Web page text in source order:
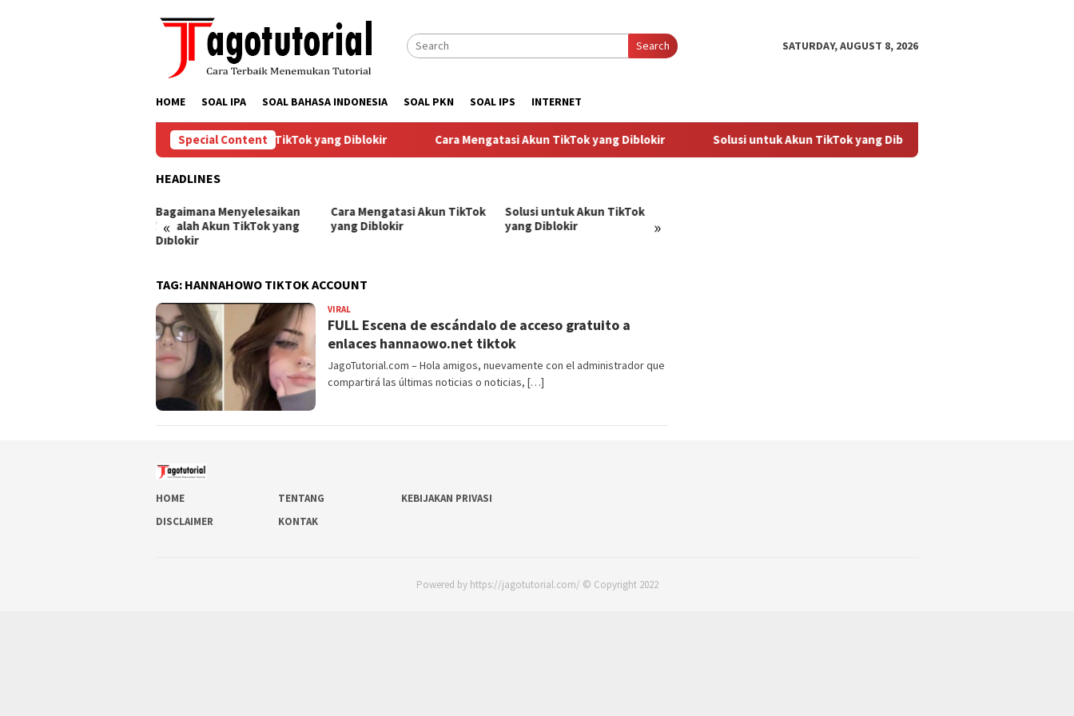
Search SATURDAY, AUGUST 8, 2026
HOME SOAL IPA SOAL BAHASA INDONESIA SOAL PKN SOAL IPS INTERNET
Special Content
Bagaimana Menyelesaikan Masalah Akun TikTok yang Diblokir Cara Mengatasi Akun TikTok yang Diblokir Solusi untuk Akun TikTok yang Diblokir
HEADLINES
« »
Bagaimana Menyelesaikan
Masalah Akun TikTok yang
Diblokir
Cara Mengatasi Akun TikTok
yang Diblokir
Solusi untuk Akun TikTok
yang Diblokir
TAG: HANNAHOWO TIKTOK ACCOUNT
VIRAL
FULL Escena de escándalo de acceso gratuito a
enlaces hannaowo.net tiktok
JagoTutorial.com – Hola amigos, nuevamente con el administrador que
compartirá las últimas noticias o noticias, […]
HOME TENTANG
KEBIJAKAN PRIVASI
DISCLAIMER
KONTAK
Powered by https://jagotutorial.com/ © Copyright 2022